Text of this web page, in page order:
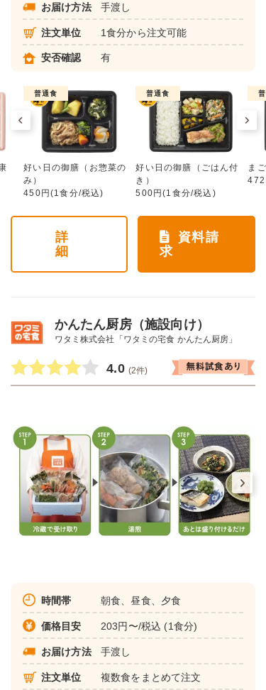
お届け方法 手渡し
注文単位 1食分から注文可能
安否確認 有
普通食
好い日の御膳（お惣菜の
み）
450円(1食分/税込)
普通食
好い日の御膳（ごはん付
き）
500円(1食分/税込)
ま
詳
細
資料請
求
かんたん厨房（施設向け）
ワタミ株式会社「ワタミの宅食 かんたん厨房」
4.0 (2件)
時間帯 朝食、昼食、夕食
価格目安 203円〜/税込 (1食分)
お届け方法 手渡し
注文単位 複数食をまとめて注文